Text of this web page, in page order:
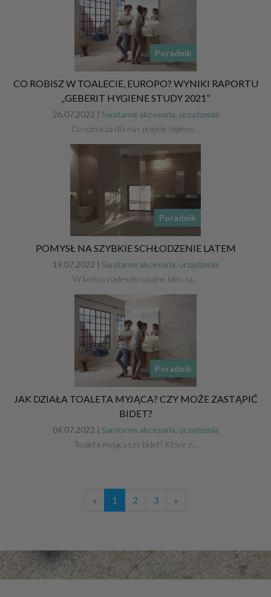
Poradnik
CO ROBISZ W TOALECIE, EUROPO? WYNIKI RAPORTU
„GEBERIT HYGIENE STUDY 2021”
26.07.2022 | Sanitarne akcesoria, urządzenia
Co oznacza dla nas pojęcie higieny…
Poradnik
POMYSŁ NA SZYBKIE SCHŁODZENIE LATEM
19.07.2022 | Sanitarne akcesoria, urządzenia
W końcu nadeszło upalne lato, za…
Poradnik
JAK DZIAŁA TOALETA MYJĄCA? CZY MOŻE ZASTĄPIĆ
BIDET?
04.07.2022 | Sanitarne akcesoria, urządzenia
Toaleta myjąca czy bidet? Które z…
« 1 2 3 »